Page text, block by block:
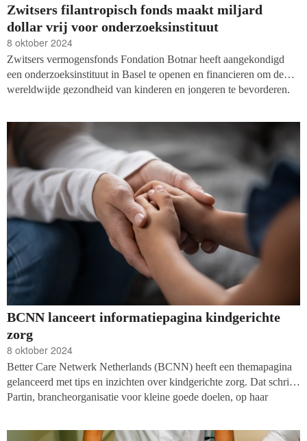
Zwitsers filantropisch fonds maakt miljard
dollar vrij voor onderzoeksinstituut
8 oktober 2024
Zwitsers vermogensfonds Fondation Botnar heeft aangekondigd
een onderzoeksinstituut in Basel te openen en financieren om de
wereldwijde gezondheid van kinderen en jongeren te bevorderen.
over vijftien jaar.
BCNN lanceert informatiepagina kindgerichte
zorg
8 oktober 2024
Better Care Netwerk Netherlands (BCNN) heeft een themapagina
gelanceerd met tips en inzichten over kindgerichte zorg. Dat schrijft
Partin, brancheorganisatie voor kleine goede doelen, op haar